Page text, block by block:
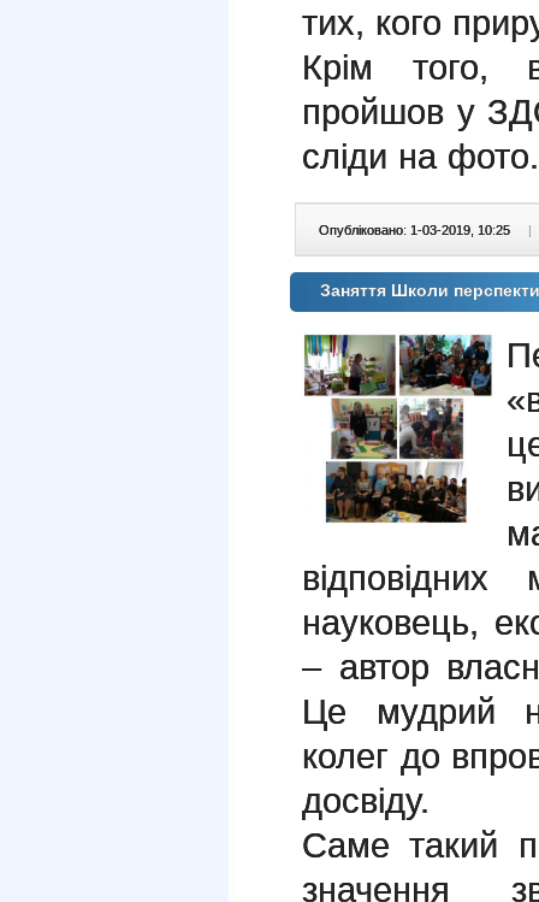
тих, кого
Крім того,
пройшов у
сліди на фото.
Опубліковано: 1-03-2019, 10:25 |
Заняття Школи
науковець,
– автор
Це мудрий
колег до
досвіду.
Саме такий
значення